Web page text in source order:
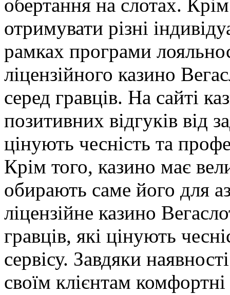
обертання на слотах.
отримувати різні
рамках програми
ліцензійного казино
серед гравців. На сайті
позитивних відгуків від
цінують чесність та
Крім того, казино має
обирають саме його для
ліцензійне казино
гравців, які цінують
сервісу. Завдяки
своїм клієнтам